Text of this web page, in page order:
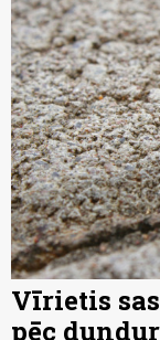
Vīrietis
pēc